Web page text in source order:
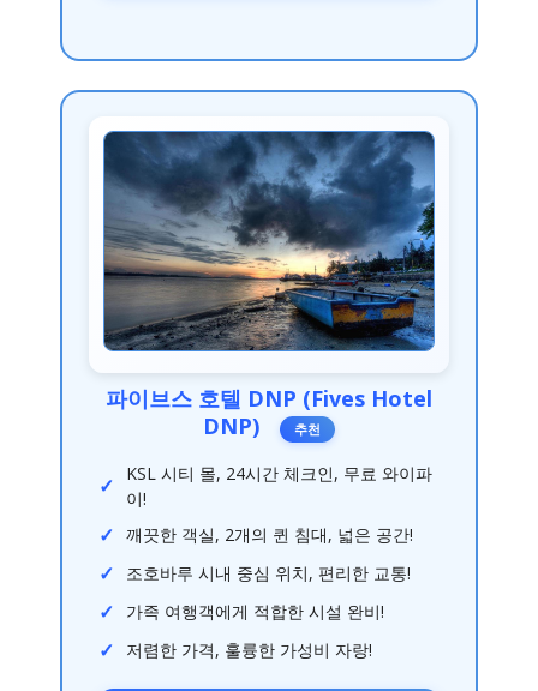
파이브스 호텔 DNP (Fives Hotel
DNP)
추천
KSL 시티 몰, 24시간 체크인, 무료 와이파
이!
깨끗한 객실, 2개의 퀸 침대, 넓은 공간!
조호바루 시내 중심 위치, 편리한 교통!
가족 여행객에게 적합한 시설 완비!
저렴한 가격, 훌륭한 가성비 자랑!